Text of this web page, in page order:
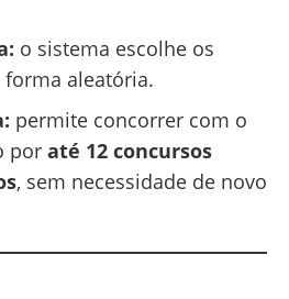
o sistema escolhe os
aleatória.
permite concorrer com o
por até 12 concursos
, sem necessidade de novo